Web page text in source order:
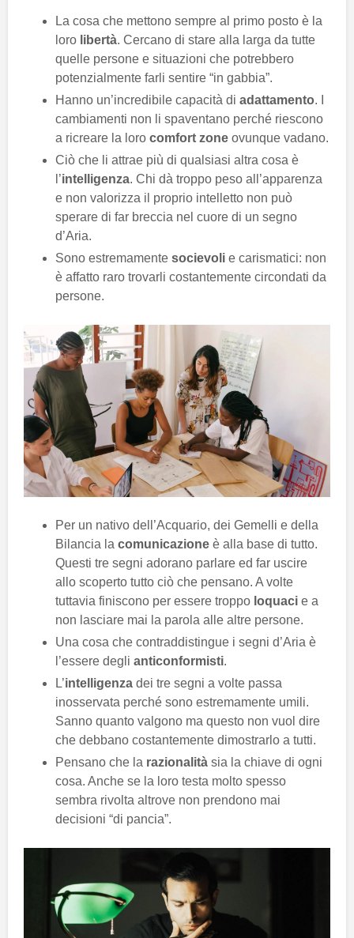
La cosa che mettono sempre al primo posto è la
loro libertà. Cercano di stare alla larga da tutte
quelle persone e situazioni che potrebbero
potenzialmente farli sentire “in gabbia”.
Hanno un’incredibile capacità di adattamento. I
cambiamenti non li spaventano perché riescono
a ricreare la loro comfort zone ovunque vadano.
Ciò che li attrae più di qualsiasi altra cosa è
l’intelligenza. Chi dà troppo peso all’apparenza
e non valorizza il proprio intelletto non può
sperare di far breccia nel cuore di un segno
d’Aria.
Sono estremamente socievoli e carismatici: non
è affatto raro trovarli costantemente circondati da
persone.
Per un nativo dell’Acquario, dei Gemelli e della
Bilancia la comunicazione è alla base di tutto.
Questi tre segni adorano parlare ed far uscire
allo scoperto tutto ciò che pensano. A volte
tuttavia finiscono per essere troppo loquaci e a
non lasciare mai la parola alle altre persone.
Una cosa che contraddistingue i segni d’Aria è
l’essere degli anticonformisti.
L’intelligenza dei tre segni a volte passa
inosservata perché sono estremamente umili.
Sanno quanto valgono ma questo non vuol dire
che debbano costantemente dimostrarlo a tutti.
Pensano che la razionalità sia la chiave di ogni
cosa. Anche se la loro testa molto spesso
sembra rivolta altrove non prendono mai
decisioni “di pancia”.